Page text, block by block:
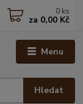
Menu
Hledat
0 ks
za 0,00 Kč